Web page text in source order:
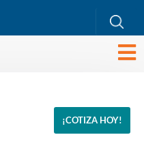
¡COTIZA HOY!